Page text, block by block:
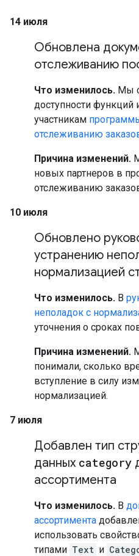
14 июля
Обновлена
отслеживанию
Что изменилось. Мы
доступности функций
участникам
отслеживанию
Причина изменений.
новых партнеров в
отслеживанию
10 июля
Обновлено
устранению
нормализацией
Что изменилось. В
неполадок с
уточнения о сроках
Причина изменений.
понимали, сколько
вступление в силу
нормализацией.
7 июля
Добавлен тип
данных category
ассортимента
Что изменилось. В
ассортимента
использовать
типами Text и